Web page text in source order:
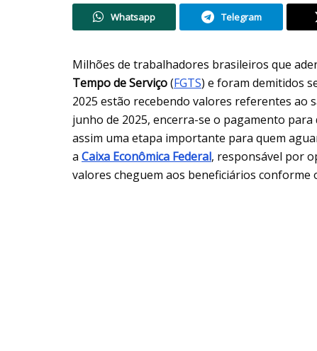
Whatsapp Telegram
Milhões de trabalhadores brasileiros que
Tempo de Serviço(FGTS) e foram demitidos
2025 estão recebendo valores referentes ao
junho de 2025, encerra-se o pagamento
assim uma etapa importante para quem
a Caixa Econômica Federal, responsável por
valores cheguem aos beneficiários conforme